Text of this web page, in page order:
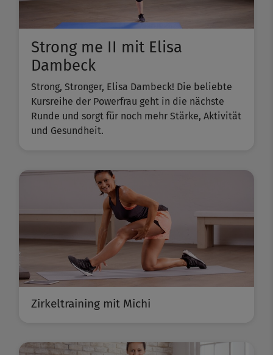
Strong me II mit Elisa
Dambeck
Strong, Stronger, Elisa Dambeck! Die beliebte
Kursreihe der Powerfrau geht in die nächste
Runde und sorgt für noch mehr Stärke, Aktivität
und Gesundheit.
Zirkeltraining mit Michi